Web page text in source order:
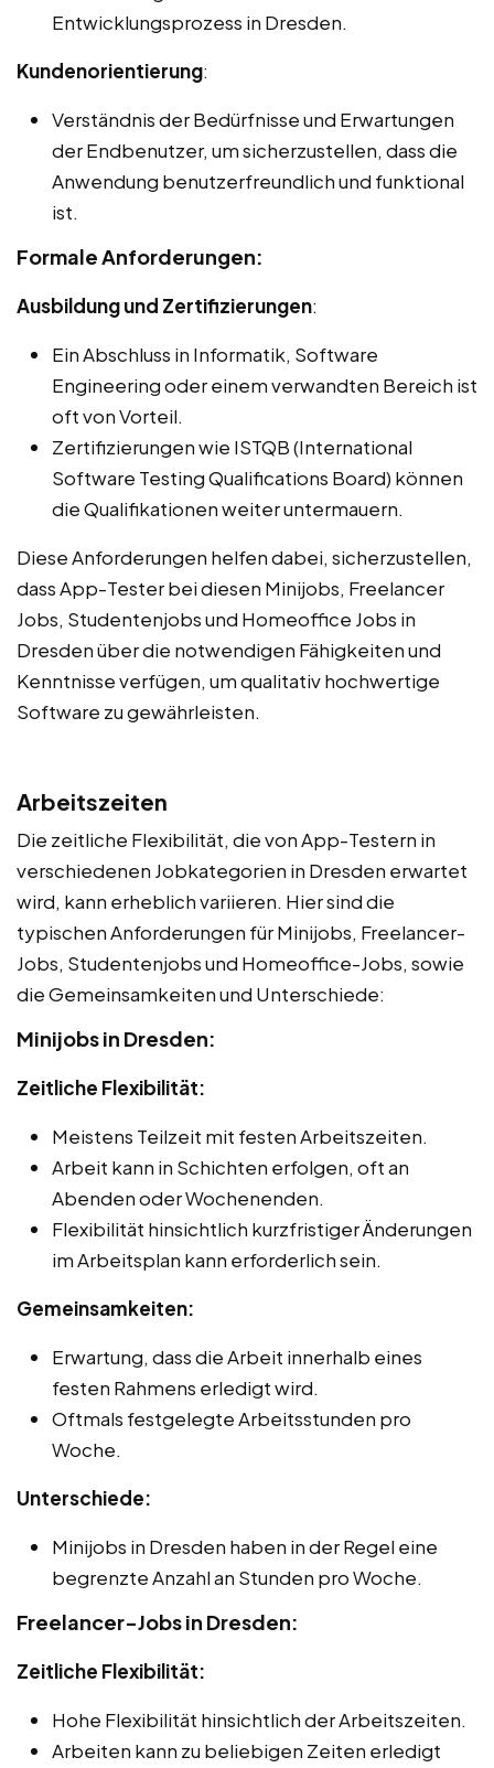
Entwicklungsprozess in Dresden.
Kundenorientierung:
Verständnis der Bedürfnisse und Erwartungen
der Endbenutzer, um sicherzustellen, dass die
Anwendung benutzerfreundlich und funktional
ist.
Formale Anforderungen:
Ausbildung und Zertifizierungen:
Ein Abschluss in Informatik, Software
Engineering oder einem verwandten Bereich ist
oft von Vorteil.
Zertifizierungen wie ISTQB (International
Software Testing Qualifications Board) können
die Qualifikationen weiter untermauern.
Diese Anforderungen helfen dabei, sicherzustellen,
dass App-Tester bei diesen Minijobs, Freelancer
Jobs, Studentenjobs und Homeoffice Jobs in
Dresden über die notwendigen Fähigkeiten und
Kenntnisse verfügen, um qualitativ hochwertige
Software zu gewährleisten.
Arbeitszeiten
Die zeitliche Flexibilität, die von App-Testern in
verschiedenen Jobkategorien in Dresden erwartet
wird, kann erheblich variieren. Hier sind die
typischen Anforderungen für Minijobs, Freelancer-
Jobs, Studentenjobs und Homeoffice-Jobs, sowie
die Gemeinsamkeiten und Unterschiede:
Minijobs in Dresden:
Zeitliche Flexibilität:
Meistens Teilzeit mit festen Arbeitszeiten.
Arbeit kann in Schichten erfolgen, oft an
Abenden oder Wochenenden.
Flexibilität hinsichtlich kurzfristiger Änderungen
im Arbeitsplan kann erforderlich sein.
Gemeinsamkeiten:
Erwartung, dass die Arbeit innerhalb eines
festen Rahmens erledigt wird.
Oftmals festgelegte Arbeitsstunden pro
Woche.
Unterschiede:
Minijobs in Dresden haben in der Regel eine
begrenzte Anzahl an Stunden pro Woche.
Freelancer-Jobs in Dresden:
Zeitliche Flexibilität:
Hohe Flexibilität hinsichtlich der Arbeitszeiten.
Arbeiten kann zu beliebigen Zeiten erledigt